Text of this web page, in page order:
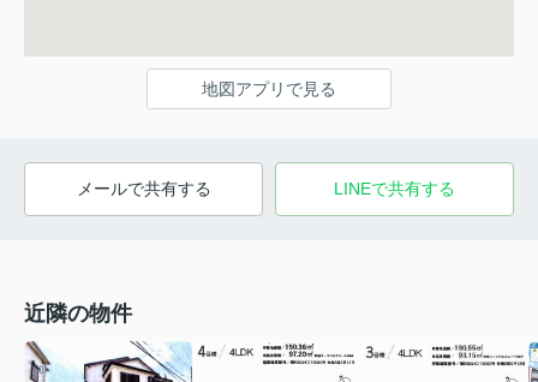
地図アプリで見る
メールで共有する LINEで共有する
近隣の物件